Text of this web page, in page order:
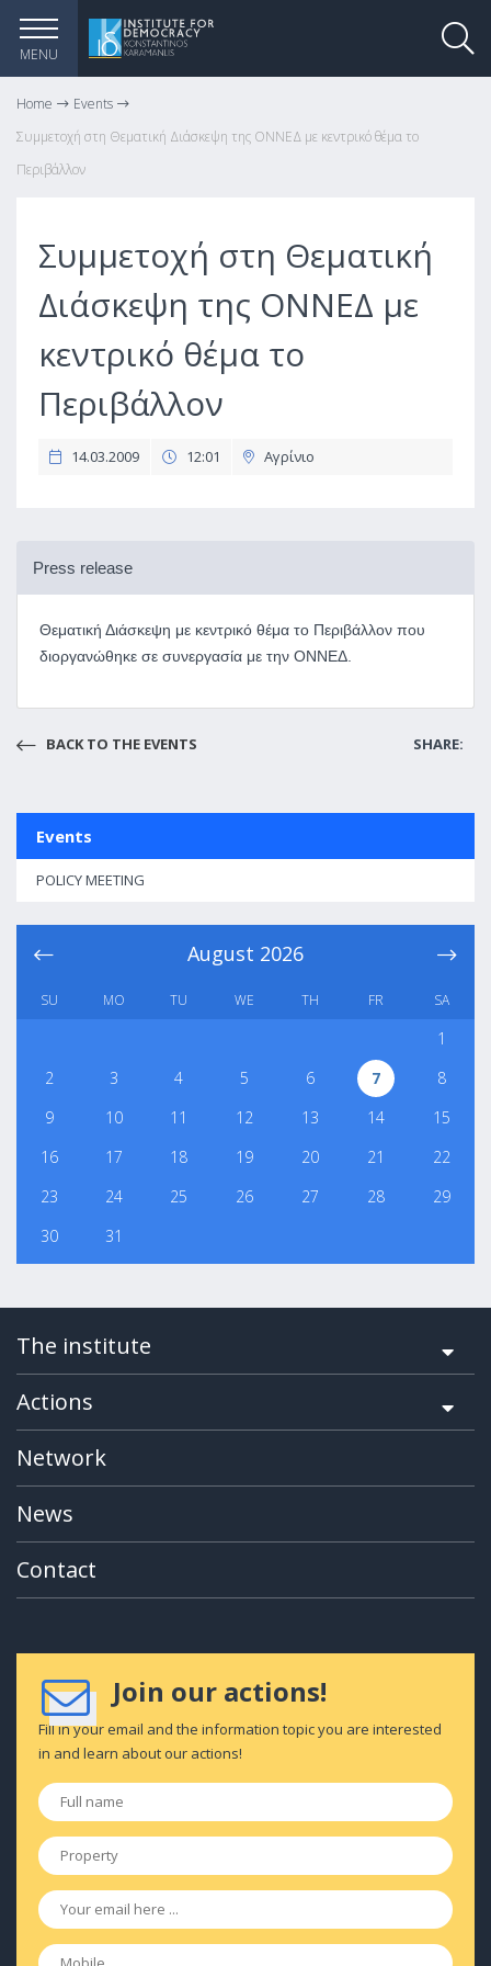
MENU
Home
Events
Συμμετοχή στη Θεματική Διάσκεψη της ΟΝΝΕΔ με κεντρικό θέμα το
Περιβάλλον
Συμμετοχή στη Θεματική
Διάσκεψη της ΟΝΝΕΔ με
κεντρικό θέμα το
Περιβάλλον
14.03.2009 12:01 Αγρίνιο
Press release
Θεματική Διάσκεψη με κεντρικό θέμα το Περιβάλλον που
διοργανώθηκε σε συνεργασία με την ΟΝΝΕΔ.
BACK TO THE EVENTS SHARE:
Events
POLICY MEETING
August 2026
SU MO TU WE TH FR SA
1
2
3 4 5 6 7
8
9
10 11 12 13 14
15
16
17 18 19 20 21
22
23
24 25 26 27 28
29
30
31
The institute
Actions
Network
News
Contact
Join our actions!
Fill in your email and the information topic you are interested
in and learn about our actions!
Full
name
*
Property
Email
Mobile